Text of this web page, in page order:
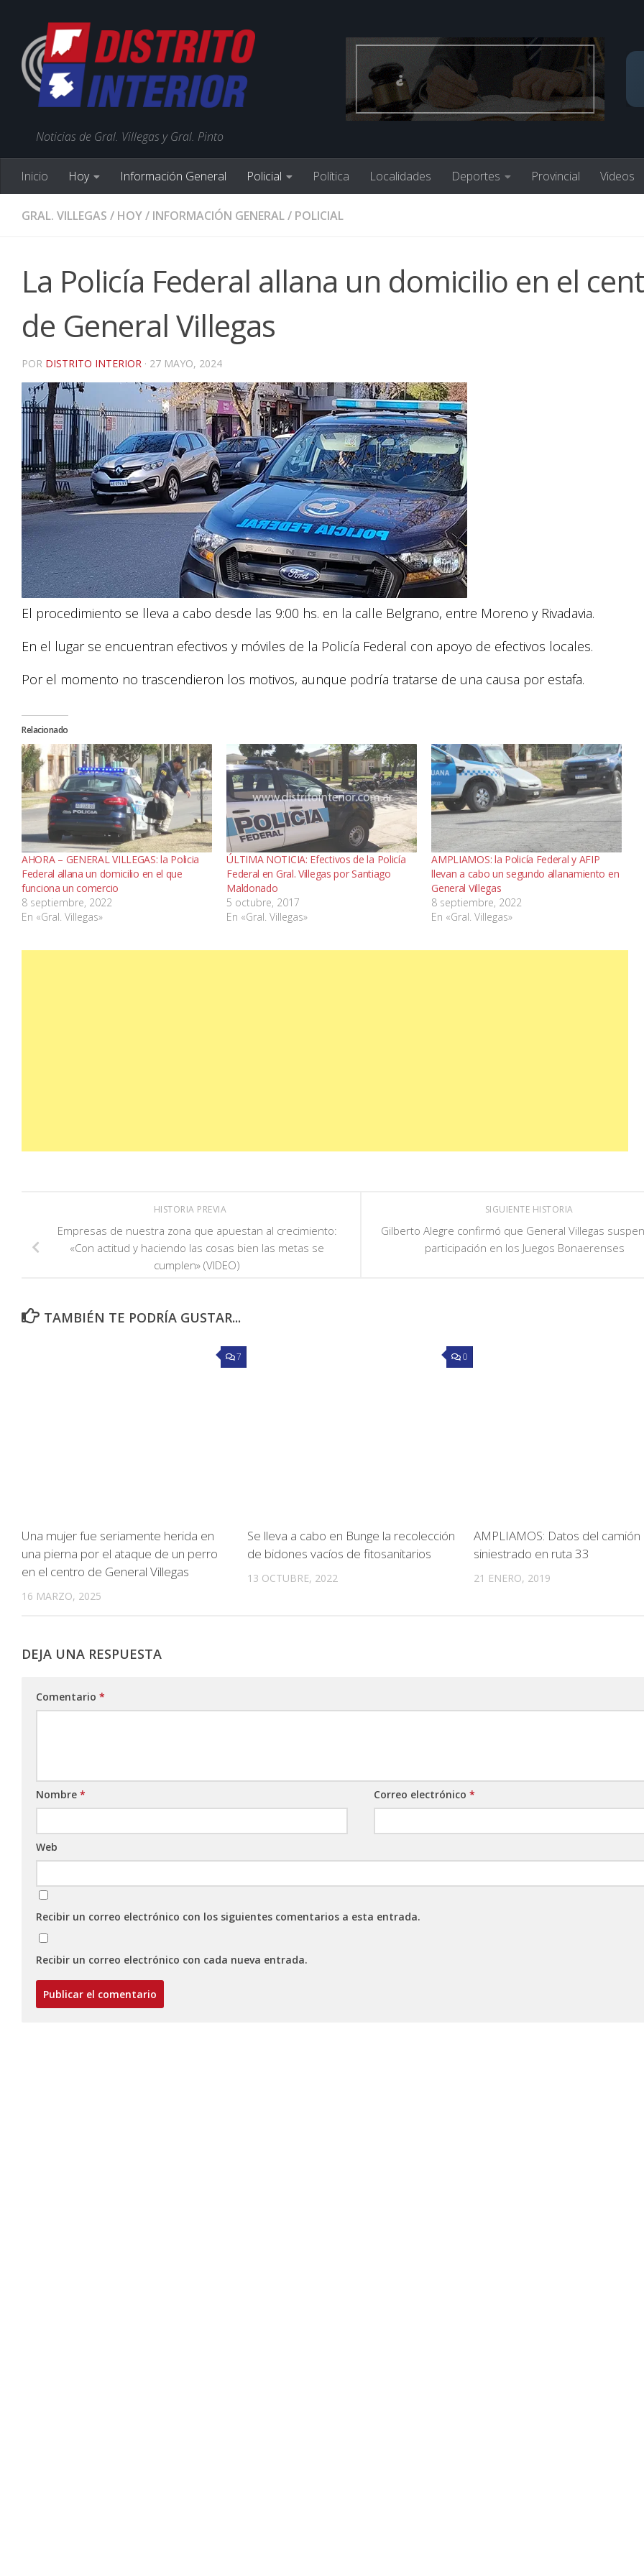
Noticias de Gral. Villegas y Gral. Pinto
Inicio Hoy Información General Policial Política Localidades Deportes Provincial Videos
GRAL. VILLEGAS / HOY/ INFORMACIÓN GENERAL/ POLICIAL
La Policía Federal allana un domicilio en el
de General Villegas
POR DISTRITO INTERIOR · 27 MAYO, 2024
El procedimiento se lleva a cabo desde las 9:00 hs. en la calle Belgrano, entre Moreno y Rivadavia.
En el lugar se encuentran efectivos y móviles de la Policía Federal con apoyo de efectivos locales.
Por el momento no trascendieron los motivos, aunque podría tratarse de una causa por estafa.
Relacionado
AHORA – GENERAL VILLEGAS: la Policia
Federal allana un domicilio en el que
funciona un comercio
8 septiembre, 2022
En «Gral. Villegas»
ÚLTIMA NOTICIA: Efectivos de la Policía
Federal en Gral. Villegas por Santiago
Maldonado
5 octubre, 2017
En «Gral. Villegas»
AMPLIAMOS: la Policía Federal y AFIP
llevan a cabo un segundo allanamiento en
General Villegas
8 septiembre, 2022
En «Gral. Villegas»
SIGUIENTE HISTORIA
Gilberto Alegre confirmó que General Villegas
participación en los Juegos Bonaerenses
HISTORIA PREVIA
Empresas de nuestra zona que apuestan al crecimiento:
«Con actitud y haciendo las cosas bien las metas se
cumplen» (VIDEO)
TAMBIÉN TE PODRÍA GUSTAR...
7
Una mujer fue seriamente herida en
una pierna por el ataque de un perro
en el centro de General Villegas
16 MARZO, 2025
0
Se lleva a cabo en Bunge la recolección
de bidones vacíos de fitosanitarios
13 OCTUBRE, 2022
AMPLIAMOS: Datos del camión
siniestrado en ruta 33
21 ENERO, 2019
DEJA UNA RESPUESTA
Comentario *
Nombre * Correo electrónico*
Web
Recibir un correo electrónico con los siguientes comentarios a esta entrada.
Recibir un correo electrónico con cada nueva entrada.